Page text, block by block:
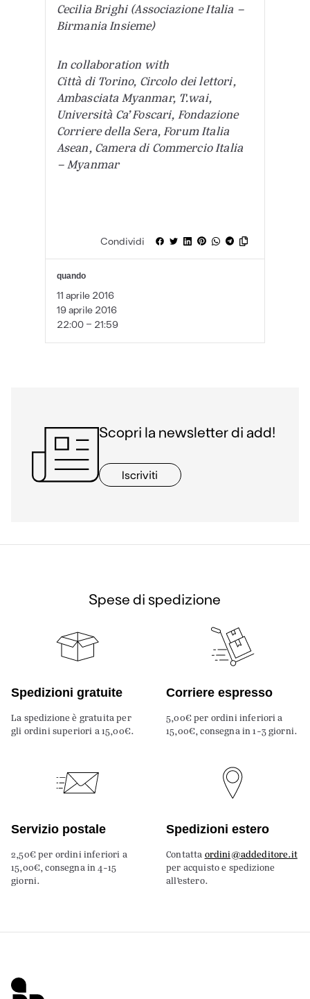
Cecilia Brighi (Associazione Italia –
Birmania Insieme)
In collaboration with
Città di Torino, Circolo dei lettori,
Ambasciata Myanmar, T.wai,
Università Ca’ Foscari, Fondazione
Corriere della Sera, Forum Italia
Asean, Camera di Commercio Italia
– Myanmar
Condividi
quando
11 aprile 2016
19 aprile 2016
22:00 - 21:59
Scopri la newsletter di add!
Iscriviti
Spese di spedizione
Spedizioni gratuite
La spedizione è gratuita per
gli ordini superiori a 15,00€.
Corriere espresso
5,00€ per ordini inferiori a
15,00€, consegna in 1-3 giorni.
Servizio postale
2,50€ per ordini inferiori a
15,00€, consegna in 4-15
giorni.
Spedizioni estero
Contatta ordini@addeditore.it
per acquisto e spedizione
all’estero.